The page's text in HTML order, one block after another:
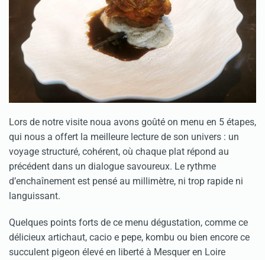
Lors de notre visite noua avons goûté on menu en 5 étapes,
qui nous a offert la meilleure lecture de son univers : un
voyage structuré, cohérent, où chaque plat répond au
précédent dans un dialogue savoureux. Le rythme
d’enchaînement est pensé au millimètre, ni trop rapide ni
languissant.
Quelques points forts de ce menu dégustation, comme ce
délicieux artichaut, cacio e pepe, kombu ou bien encore ce
succulent pigeon élevé en liberté à Mesquer en Loire